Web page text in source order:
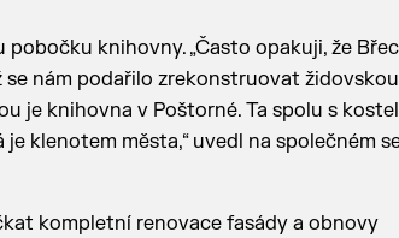
knihovny. „Často opakuji, že
nám podařilo zrekonstruovat židovskou
je knihovna v Poštorné. Ta spolu s
klenotem města,“ uvedl na společném
kompletní renovace fasády a obnovy